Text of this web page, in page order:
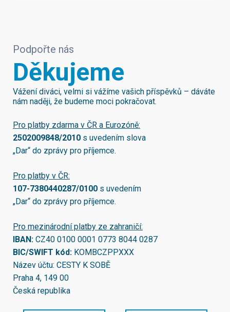
Podpořte nás
Děkujeme
Vážení diváci, velmi si vážíme vašich příspěvků – dáváte
nám naději, že budeme moci pokračovat.
Pro platby zdarma v ČR a Eurozóně:
2502009848/2010 s uvedením slova
„Dar“ do zprávy pro příjemce.
Pro platby v ČR:
107-7380440287/0100 s uvedením
„Dar“ do zprávy pro příjemce.
Pro mezinárodní platby ze zahraničí:
IBAN: CZ40 0100 0001 0773 8044 0287
BIC/SWIFT kód: KOMBCZPPXXX
Název účtu: CESTY K SOBĚ
Praha 4, 149 00
Česká republika